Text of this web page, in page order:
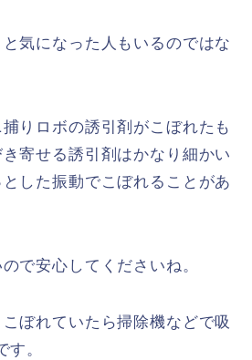
と気になった人もいるのではな
りロボの誘引剤がこぼれたも
寄せる誘引剤はかなり細かい
した振動でこぼれることがあ
で安心してくださいね。
ぼれていたら掃除機などで吸
す。